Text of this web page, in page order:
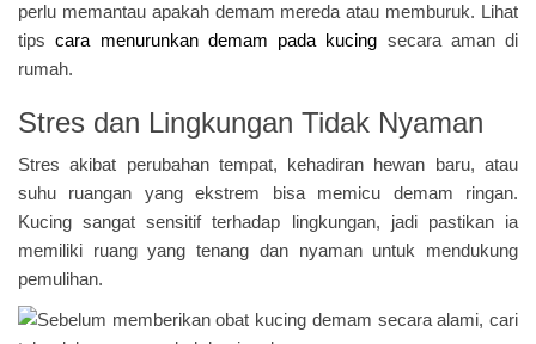
perlu memantau apakah demam mereda atau memburuk. Lihat
tips cara menurunkan demam pada kucing secara aman di
rumah.
Stres dan Lingkungan Tidak Nyaman
Stres akibat perubahan tempat, kehadiran hewan baru, atau
suhu ruangan yang ekstrem bisa memicu demam ringan.
Kucing sangat sensitif terhadap lingkungan, jadi pastikan ia
memiliki ruang yang tenang dan nyaman untuk mendukung
pemulihan.